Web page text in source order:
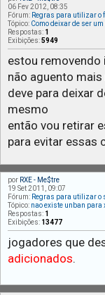
06 Fev 2012, 08:35
Fórum: Regras para utilizar o
Tópico: Como deixar de ser
Respostas: 1
Exibições:5949
estou
não aguento
deve para deixar
mesmo
então vou retirar
para evitar essas
por RXE - Me$tre
19 Set 2011, 09:07
Fórum: Regras para utilizar o
Tópico: nao existe unban para
Respostas: 1
Exibições: 13477
jogadores que
adicionados.